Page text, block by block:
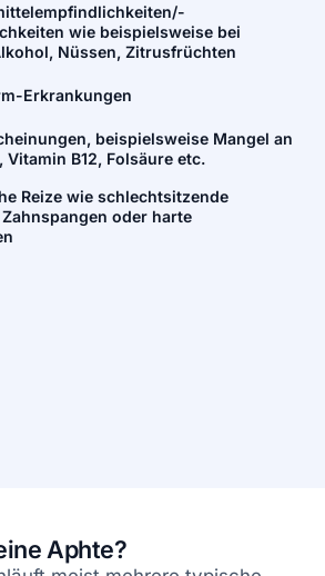
wie beispielsweise bei
Nüssen, Zitrusfrüchten
Erkrankungen
beispielsweise Mangel an
Vitamin B12, Folsäure etc.
Reize wie schlechtsitzende
oder harte
Aphte?